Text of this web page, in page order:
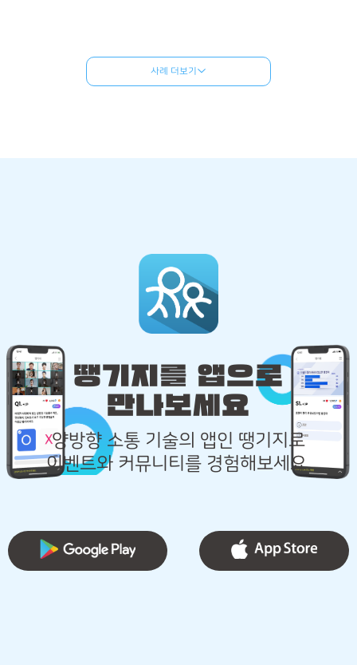
사례 더보기
땡기지를 앱으로
만나보세요
양방향 소통 기술의 앱인 땡기지로
이벤트와 커뮤니티를 경험해보세요.